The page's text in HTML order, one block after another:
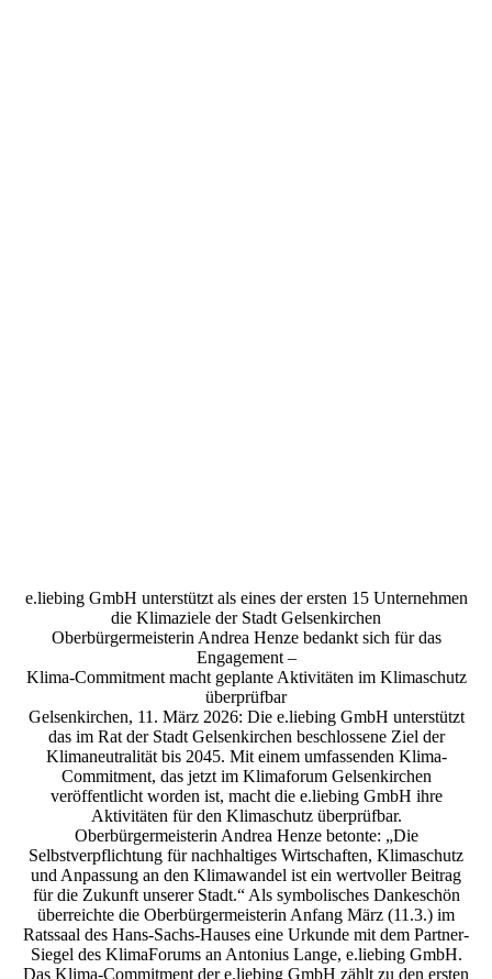
e.liebing GmbH unterstützt als eines der ersten 15 Unternehmen
die Klimaziele der Stadt Gelsenkirchen
Oberbürgermeisterin Andrea Henze bedankt sich für das
Engagement –
Klima-Commitment macht geplante Aktivitäten im Klimaschutz
überprüfbar
Gelsenkirchen, 11. März 2026: Die e.liebing GmbH unterstützt
das im Rat der Stadt Gelsenkirchen beschlossene Ziel der
Klimaneutralität bis 2045. Mit einem umfassenden Klima-
Commitment, das jetzt im Klimaforum Gelsenkirchen
veröffentlicht worden ist, macht die e.liebing GmbH ihre
Aktivitäten für den Klimaschutz überprüfbar.
Oberbürgermeisterin Andrea Henze betonte: „Die
Selbstverpflichtung für nachhaltiges Wirtschaften, Klimaschutz
und Anpassung an den Klimawandel ist ein wertvoller Beitrag
für die Zukunft unserer Stadt.“ Als symbolisches Dankeschön
überreichte die Oberbürgermeisterin Anfang März (11.3.) im
Ratssaal des Hans-Sachs-Hauses eine Urkunde mit dem Partner-
Siegel des KlimaForums an Antonius Lange, e.liebing GmbH.
Das Klima-Commitment der e.liebing GmbH zählt zu den ersten